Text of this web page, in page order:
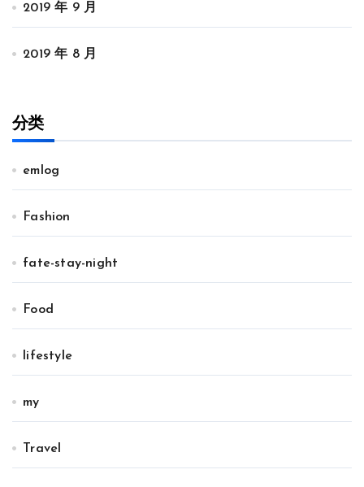
2019 年 9 月
2019 年 8 月
分类
emlog
Fashion
fate-stay-night
Food
lifestyle
my
Travel